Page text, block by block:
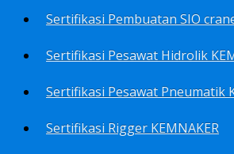
Sertifikasi Pesawat Hidrolik
Sertifikasi Pesawat Pneumatik
Sertifikasi Rigger KEMNAKER